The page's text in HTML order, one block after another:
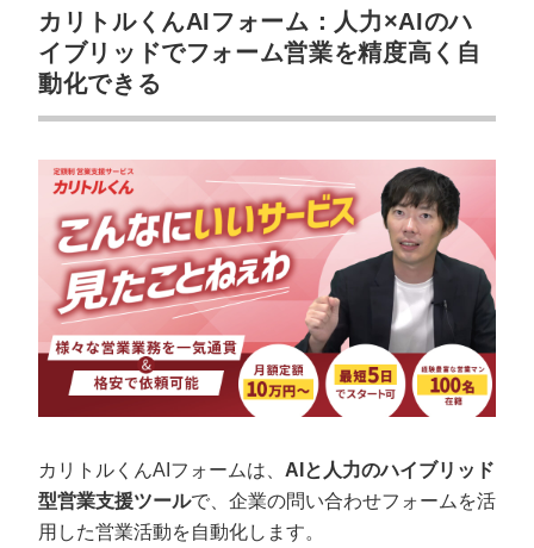
カリトルくんAIフォーム：人力×AIのハ
イブリッドでフォーム営業を精度高く自
動化できる
カリトルくんAIフォームは、 AIと人力のハイブリッド
型営業支援ツールで、企業の問い合わせフォームを活
用した営業活動を自動化します。